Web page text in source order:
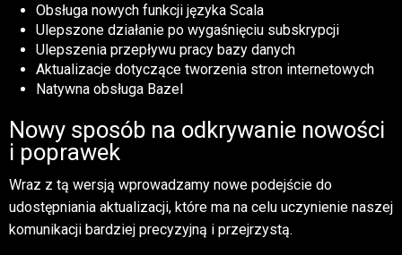
Obsługa nowych funkcji języka Scala
Ulepszone działanie po wygaśnięciu subskrypcji
Ulepszenia przepływu pracy bazy danych
Aktualizacje dotyczące tworzenia stron internetowych
Natywna obsługa Bazel
Nowy sposób na odkrywanie nowości
i poprawek
Wraz z tą wersją wprowadzamy nowe podejście do
udostępniania aktualizacji, które ma na celu uczynienie naszej
komunikacji bardziej precyzyjną i przejrzystą.